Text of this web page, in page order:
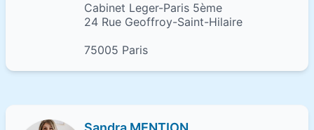
Cabinet Leger-Paris 5ème
24 Rue Geoffroy-Saint-Hilaire
75005 Paris